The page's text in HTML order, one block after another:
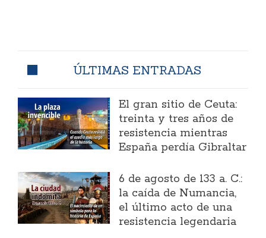
ÚLTIMAS ENTRADAS
El gran sitio de Ceuta:
treinta y tres años de
resistencia mientras
España perdía Gibraltar
6 de agosto de 133 a. C.:
la caída de Numancia,
el último acto de una
resistencia legendaria